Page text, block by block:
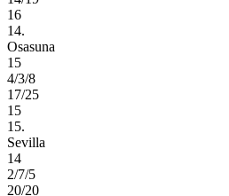
16
14.
Osasuna
15
4/3/8
17/25
15
15.
Sevilla
14
2/7/5
20/20